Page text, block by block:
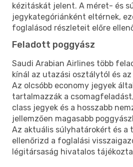
kézitáskát jelent. A méret- és
jegykategóriánként eltérnek,
foglalásod részleteit előre
Feladott poggyász
Saudi Arabian Airlines több
kínál az utazási osztálytól és
Az olcsóbb economy jegyek
tartalmazzák a
class jegyek és a hosszabb
jellemzően magasabb
Az aktuális súlyhatárokért és a
ellenőrizd a foglalási
légitársaság hivatalos